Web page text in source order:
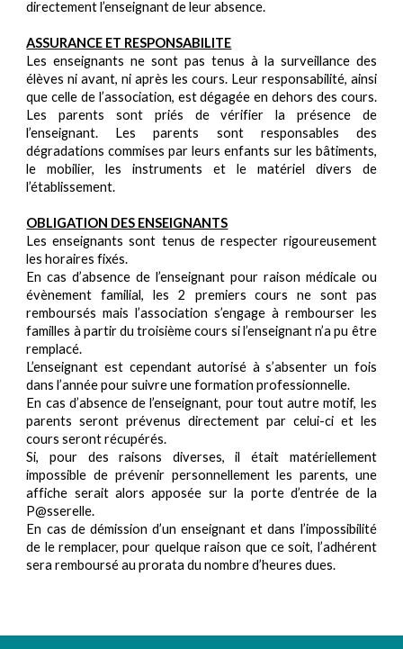
directement l’enseignant de leur absence.
ASSURANCE ET RESPONSABILITE
Les enseignants ne sont pas tenus à la surveillance des
élèves ni avant, ni après les cours. Leur responsabilité, ainsi
que celle de l’association, est dégagée en dehors des cours.
Les parents sont priés de vérifier la présence de
l’enseignant. Les parents sont responsables des
dégradations commises par leurs enfants sur les bâtiments,
le mobilier, les instruments et le matériel divers de
l’établissement.
OBLIGATION DES ENSEIGNANTS
Les enseignants sont tenus de respecter rigoureusement
les horaires fixés.
En cas d’absence de l’enseignant pour raison médicale ou
évènement familial, les 2 premiers cours ne sont pas
remboursés mais l’association s’engage à rembourser les
familles à partir du troisième cours si l’enseignant n’a pu être
remplacé.
L’enseignant est cependant autorisé à s’absenter un fois
dans l’année pour suivre une formation professionnelle.
En cas d’absence de l’enseignant, pour tout autre motif, les
parents seront prévenus directement par celui-ci et les
cours seront récupérés.
Si, pour des raisons diverses, il était matériellement
impossible de prévenir personnellement les parents, une
affiche serait alors apposée sur la porte d’entrée de la
P@sserelle.
En cas de démission d’un enseignant et dans l’impossibilité
de le remplacer, pour quelque raison que ce soit, l’adhérent
sera remboursé au prorata du nombre d’heures dues.